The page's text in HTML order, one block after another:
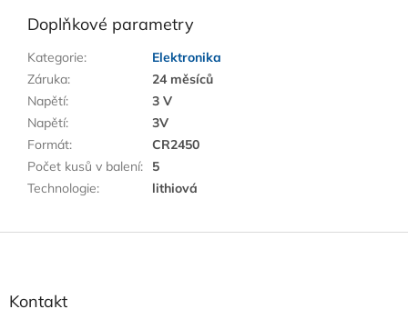
Doplňkové parametry
Kategorie:
Elektronika
Záruka:
24 měsíců
Napětí:
3 V
Napětí:
3V
Formát:
CR2450
Počet kusů v balení:
5
Technologie: lithiová
Kontakt